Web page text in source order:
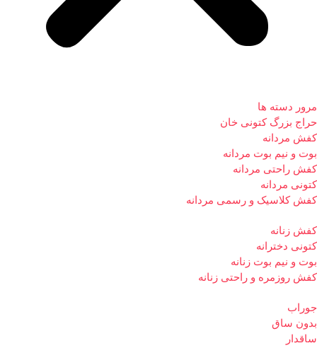
مرور دسته ها
حراج بزرگ کتونی خان
کفش مردانه
بوت و نیم بوت مردانه
کفش راحتی مردانه
کتونی مردانه
کفش کلاسیک و رسمی مردانه
کفش زنانه
کتونی دخترانه
بوت و نیم بوت زنانه
کفش روزمره و راحتی زنانه
جوراب
بدون ساق
ساقدار